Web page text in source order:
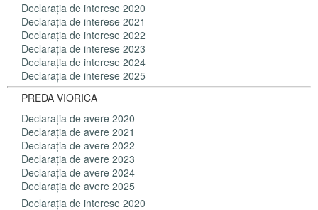
Declaraţia de interese 2020
Declaraţia de interese 2021
Declaraţia de interese 2022
Declaraţia de interese 2023
Declaraţia de interese 2024
Declaraţia de interese 2025
PREDA VIORICA
Declaraţia de avere 2020
Declaraţia de avere 2021
Declaraţia de avere 2022
Declaraţia de avere 2023
Declaraţia de avere 2024
Declaraţia de avere 2025
Declaraţia de interese 2020